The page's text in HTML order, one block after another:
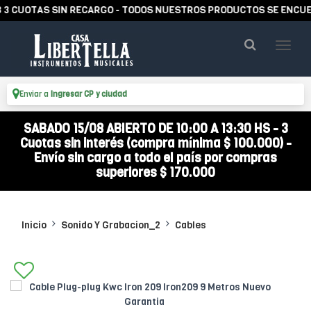
SIN RECARGO - TODOS NUESTROS PRODUCTOS SE
Enviar a Ingresar CP y ciudad
SABADO 15/08 ABIERTO DE 10:00 A 13:30 HS - 3
Cuotas sin interés (compra mínima $ 100.000) -
Envío sin cargo a todo el país por compras
superiores $ 170.000
Inicio Sonido Y Grabacion_2 Cables